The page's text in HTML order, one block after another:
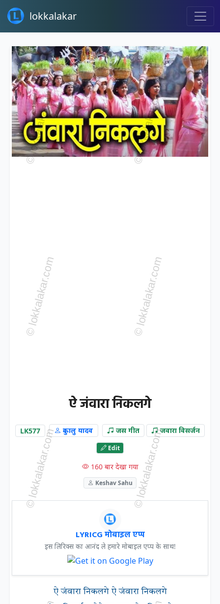
lokkalakar
ऐ जंवारा निकलगे
LK577 दुकालु यादव जस गीत जवारा विसर्जन
Edit
160 बार देखा गया
Keshav Sahu
LYRICG मोबाइल एप्प
इस लिरिक्स का आनंद ले हमारे मोबाइल एप्प के साथ!
ऐ जंवारा निकलगे ऐ जंवारा निकलगे